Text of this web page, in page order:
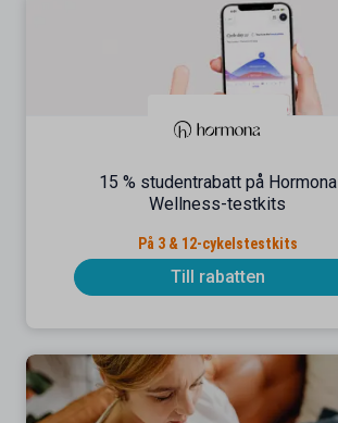
15 % studentrabatt på Hormona
Wellness-testkits
På 3 & 12-cykelstestkits
Till rabatten